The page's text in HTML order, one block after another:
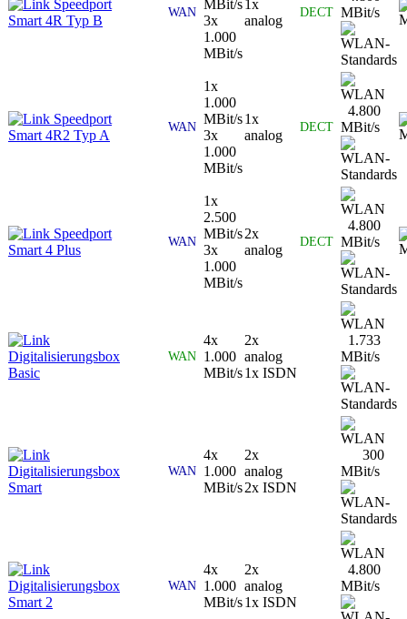
Speedport
Smart 4R Typ B
WAN
MBit/s
3x
1.000
MBit/s
1x
analog
DECT MBit/s
Speedport
Smart 4R2 Typ A
WAN
1x
1.000
MBit/s
3x
1.000
MBit/s
1x
analog
DECT
4.800
MBit/s
Speedport
Smart 4 Plus
WAN
1x
2.500
MBit/s
3x
1.000
MBit/s
2x
analog
DECT
4.800
MBit/s
Digitalisierungsbox
Basic
WAN
4x
1.000
MBit/s
2x
analog
1x ISDN
1.733
MBit/s
Digitalisierungsbox
Smart
WAN
4x
1.000
MBit/s
2x
analog
2x ISDN
300
MBit/s
Digitalisierungsbox
Smart 2
WAN
4x
1.000
MBit/s
2x
analog
1x ISDN
4.800
MBit/s